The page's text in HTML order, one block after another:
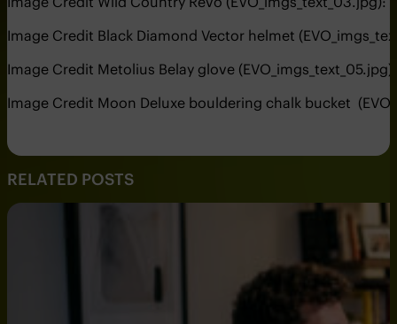
Image Credit Black Diamond Vector helmet
Image Credit Metolius Belay glove
Image Credit Moon Deluxe bouldering chalk bucket
RELATED POSTS